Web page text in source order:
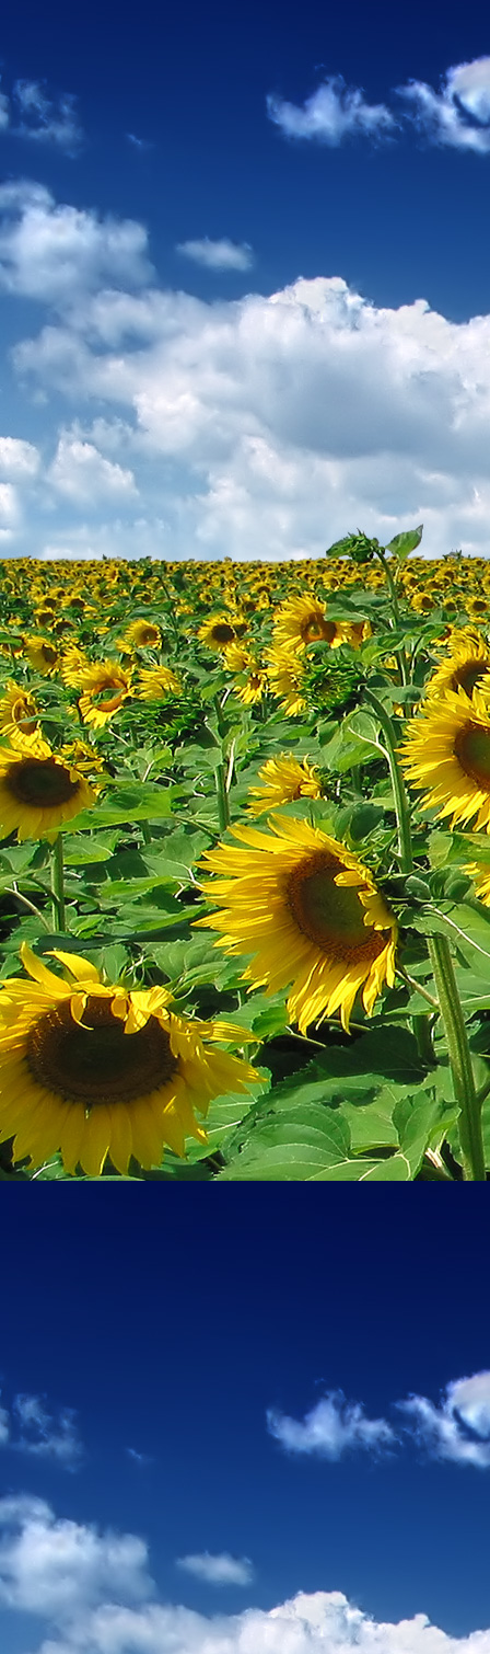
Elérhetőségek
2081 Piliscsaba,
e-mail:
telefonszám:
Dr. Göllner
2081 Piliscsaba,
e-mail:
telefonszám:
adószám: